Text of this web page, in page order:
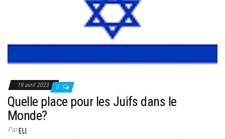
19 avril 2023 0
Quelle place pour les Juifs dans le
Monde?
ParELI